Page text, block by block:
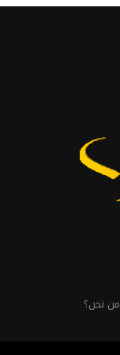
من نحن؟